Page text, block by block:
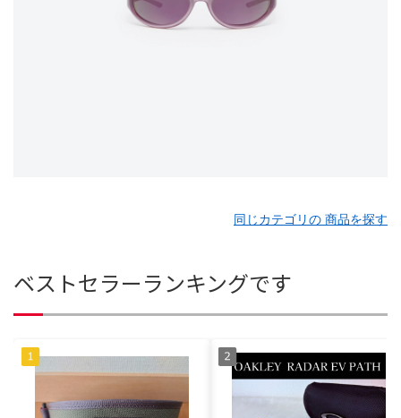
同じカテゴリの 商品を探す
ベストセラーランキングです